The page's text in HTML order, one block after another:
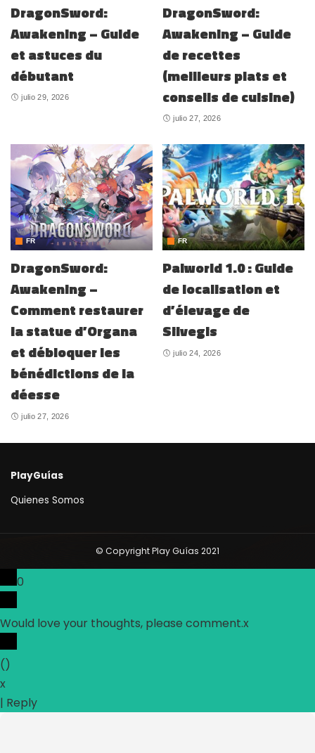
DragonSword:
Awakening – Guide
et astuces du
débutant
julio 29, 2026
DragonSword:
Awakening – Guide
de recettes
(meilleurs plats et
conseils de cuisine)
julio 27, 2026
FR
DragonSword:
Awakening –
Comment restaurer
la statue d’Organa
et débloquer les
bénédictions de la
déesse
julio 27, 2026
FR
Palworld 1.0 : Guide
de localisation et
d’élevage de
Silvegis
julio 24, 2026
PlayGuías
Quienes Somos
© Copyright Play Guías 2021
0
Would love your thoughts, please comment.x
()
x
| Reply